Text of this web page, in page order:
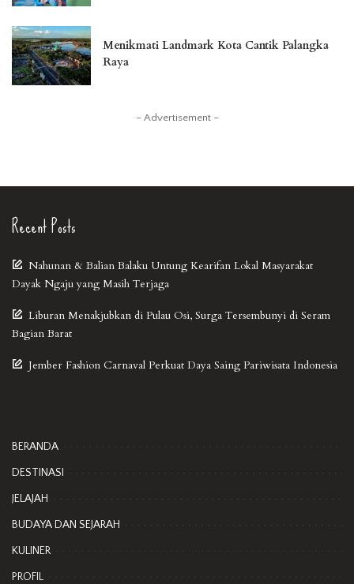
Menikmati Landmark Kota Cantik Palangka
Raya
– Advertisement –
Recent Posts
Nahunan & Balian Balaku Untung Kearifan Lokal Masyarakat
Dayak Ngaju yang Masih Terjaga
Liburan Menakjubkan di Pulau Osi, Surga Tersembunyi di Seram
Bagian Barat
Jember Fashion Carnaval Perkuat Daya Saing Pariwisata Indonesia
BERANDA
DESTINASI
JELAJAH
BUDAYA DAN SEJARAH
KULINER
PROFIL